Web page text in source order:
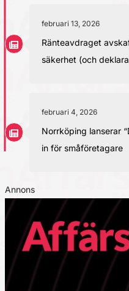
februari 13, 2026
Ränteavdraget
säkerhet (och
februari 4, 2026
Norrköping lanserar
in för småföretagare
Annons